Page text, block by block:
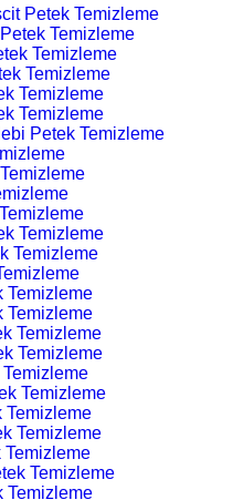
Petek Temizleme
Temizleme
Temizleme
Temizleme
Temizleme
Temizleme
Petek Temizleme
Temizleme
Temizleme
Temizleme
Temizleme
Temizleme
Temizleme
Temizleme
Temizleme
Temizleme
Temizleme
Temizleme
Temizleme